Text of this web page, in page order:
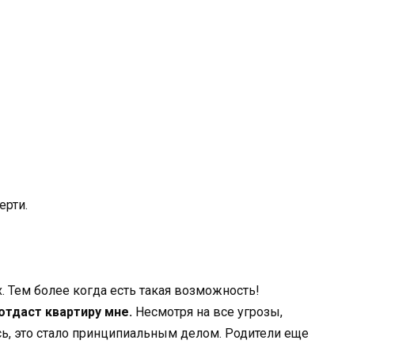
более когда есть такая возможность!
квартиру мне. Несмотря на все угрозы,
это стало принципиальным делом. Родители еще